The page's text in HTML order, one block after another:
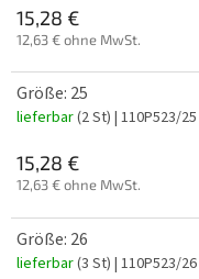
15,28 €
12,63 € ohne MwSt.
Größe: 25
lieferbar(2 St) | 110P523/25
15,28 €
12,63 € ohne MwSt.
Größe: 26
lieferbar(3 St) | 110P523/26